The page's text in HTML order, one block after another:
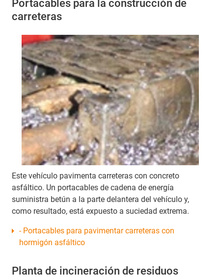
Portacables para la construcción de
carreteras
Este vehículo pavimenta carreteras con concreto
asfáltico. Un portacables de cadena de energía
suministra betún a la parte delantera del vehículo y,
como resultado, está expuesto a suciedad extrema.
- Portacables para pavimentar carreteras con
hormigón asfáltico
Planta de incineración de residuos